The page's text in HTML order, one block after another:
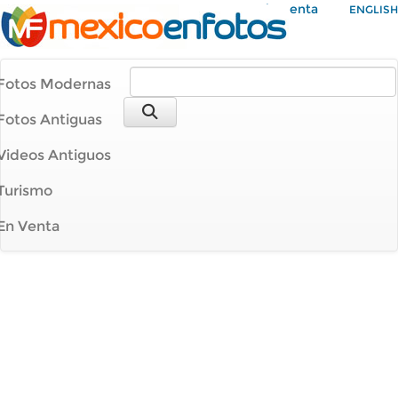
Mi Cuenta ENGLISH
Modernas
Antiguas
Antiguos
Venta